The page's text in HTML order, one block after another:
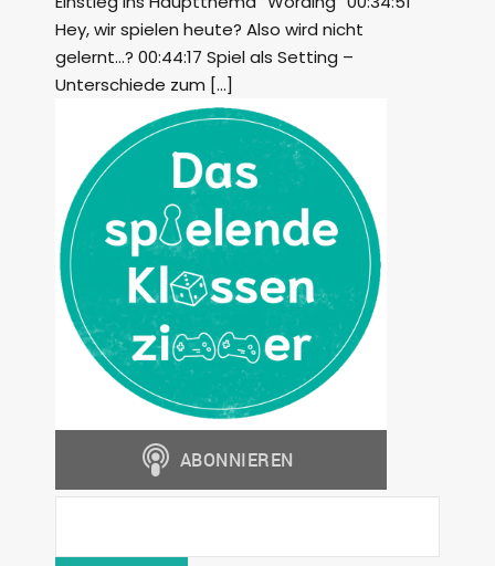
Hey, wir spielen heute? Also wird nicht
gelernt…? 00:44:17 Spiel als Setting –
Unterschiede zum […]